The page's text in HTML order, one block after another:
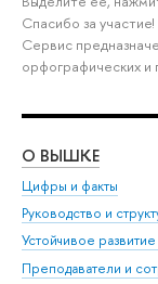
Спасибо за участие!
Сервис
орфографических и
О ВЫШКЕ
Цифры и факты
Руководство и
Устойчивое
Преподаватели и